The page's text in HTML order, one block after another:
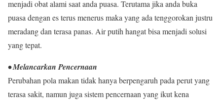
menjadi obat alami saat anda puasa. Terutama jika anda buka
puasa dengan es terus menerus maka yang ada tenggorokan justru
meradang dan terasa panas. Air putih hangat bisa menjadi solusi
yang tepat.
• Melancarkan Pencernaan
Perubahan pola makan tidak hanya berpengaruh pada perut yang
terasa sakit, namun juga sistem pencernaan yang ikut kena